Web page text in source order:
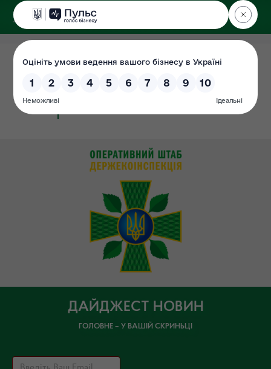
ДЕРЖЕКОІНСПЕКЦІЯ
у Чернігівській області
04.07.2021
Сторінка
#кодекси
ДАЙДЖЕСТ НОВИН
ГОЛОВНЕ – У ВАШІЙ СКРИНЬЦІ